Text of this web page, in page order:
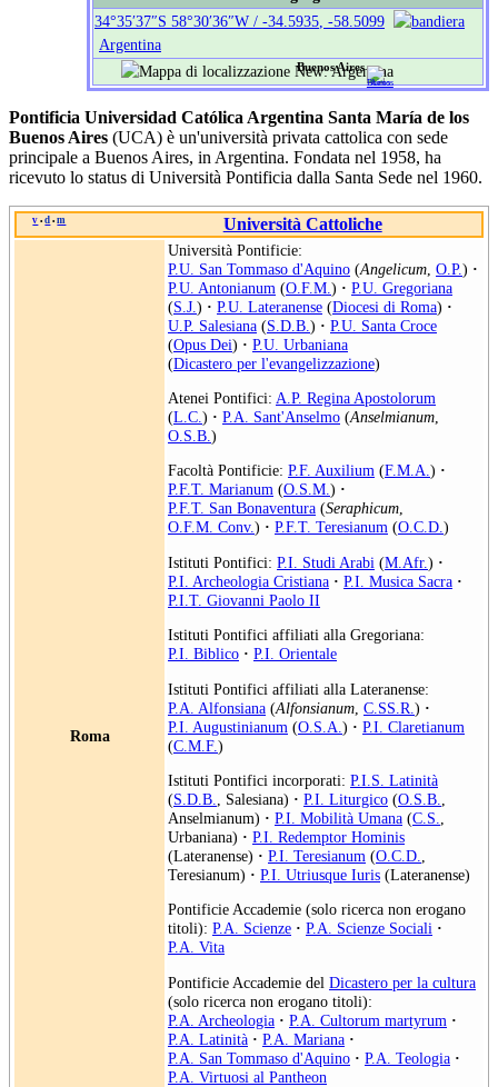
34°35′37″S 58°30′36″W / -34.5935, -58.5099
Argentina
Buenos Aires
Pontificia Universidad Católica Argentina Santa María de los
Buenos Aires (UCA) è un'università privata cattolica con sede
principale a Buenos Aires, in Argentina. Fondata nel 1958, ha
ricevuto lo status di Università Pontificia dalla Santa Sede nel 1960.
v • d • m Università Cattoliche
Roma
Università Pontificie:
P.U. San Tommaso d'Aquino (Angelicum O.P.) ·
P.U. Antonianum (O.F.M. ) · P.U. Gregoriana
(S.J. ) · P.U. Lateranense (Diocesi di Roma) ·
U.P. Salesiana (S.D.B. ) · P.U. Santa Croce
(Opus Dei) · P.U. Urbaniana
(Dicastero per l'evangelizzazione)
Atenei Pontifici: A.P. Regina Apostolorum
(L.C. ) · P.A. Sant'Anselmo (Anselmianum
O.S.B. )
Facoltà Pontificie: P.F. Auxilium (F.M.A.) ·
P.F.T. Marianum (O.S.M.) ·
P.F.T. San Bonaventura (Seraphicum,
O.F.M. Conv.) · P.F.T. Teresianum (O.C.D.)
Istituti Pontifici: P.I. Studi Arabi (M.Afr.) ·
P.I. Archeologia Cristiana · P.I. Musica Sacra ·
P.I.T. Giovanni Paolo II
Istituti Pontifici affiliati alla Gregoriana:
P.I. Biblico · P.I. Orientale
Istituti Pontifici affiliati alla Lateranense:
P.A. Alfonsiana (Alfonsianum C.SS.R. ) ·
P.I. Augustinianum (O.S.A. ) · P.I. Claretianum
(C.M.F.)
Istituti Pontifici incorporati: P.I.S. Latinità
(S.D.B. , Salesiana) · P.I. Liturgico (O.S.B.
Anselmianum) · P.I. Mobilità Umana (C.S.
Urbaniana) · P.I. Redemptor Hominis
(Lateranense) · P.I. Teresianum (O.C.D.
Teresianum) · P.I. Utriusque Iuris (Lateranense)
Pontificie Accademie (solo ricerca non erogano
titoli): P.A. Scienze · P.A. Scienze Sociali ·
P.A. Vita
Pontificie Accademie del Dicastero per la cultura
(solo ricerca non erogano titoli):
P.A. Archeologia · P.A. Cultorum martyrum ·
P.A. Latinità · P.A. Mariana ·
P.A. San Tommaso d'Aquino · P.A. Teologia ·
P.A. Virtuosi al Pantheon